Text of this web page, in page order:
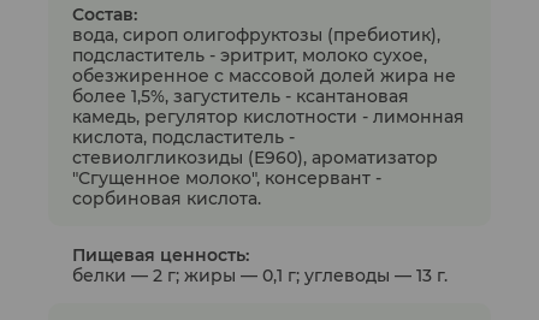
Состав:
вода, сироп олигофруктозы (пребиотик),
подсластитель - эритрит, молоко сухое,
обезжиренное с массовой долей жира не
более 1,5%, загуститель - ксантановая
камедь, регулятор кислотности - лимонная
кислота, подсластитель -
стевиолгликозиды (Е960), ароматизатор
"Сгущенное молоко", консервант -
сорбиновая кислота.
Пищевая ценность:
белки — 2 г; жиры — 0,1 г; углеводы — 13 г.